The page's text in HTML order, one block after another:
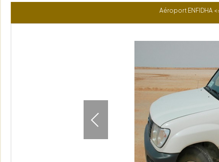
Aéroport ENFIDHA